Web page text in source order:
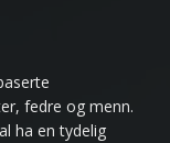
fedre og menn.
ha en tydelig